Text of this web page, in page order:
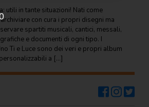
utili in tante situazioni! Nati come
con cura i propri disegni ma
spartiti musicali, cantici, messali,
e documenti di ogni tipo. I
Ti e Luce sono dei veri e propri album
a […]